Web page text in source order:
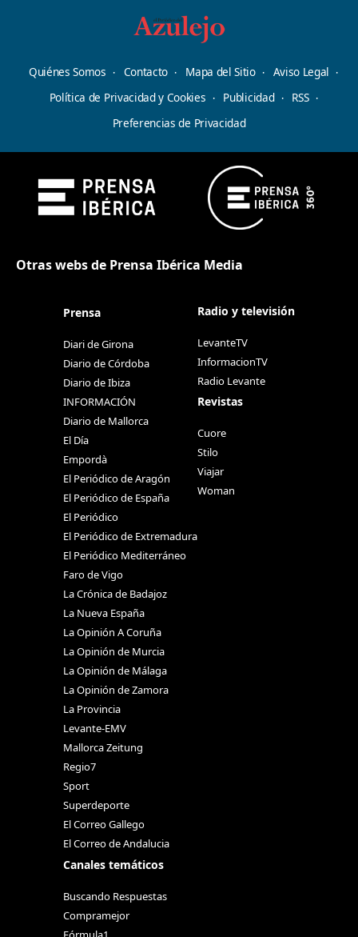
Quiénes Somos Contacto Mapa del Sitio
Aviso Legal
Política de Privacidad y Cookies
Publicidad
RSS
Preferencias de Privacidad
Otras webs de Prensa Ibérica Media
Prensa
Diari de Girona
Diario de Córdoba
Diario de Ibiza
INFORMACIÓN
Diario de Mallorca
El Día
Empordà
El Periódico de Aragón
El Periódico de España
El Periódico
El Periódico de Extremadura
El Periódico Mediterráneo
Faro de Vigo
La Crónica de Badajoz
La Nueva España
La Opinión A Coruña
La Opinión de Murcia
La Opinión de Málaga
La Opinión de Zamora
La Provincia
Levante-EMV
Mallorca Zeitung
Regio7
Sport
Superdeporte
El Correo Gallego
El Correo de Andalucia
Canales temáticos
Buscando Respuestas
Compramejor
Radio y televisión
LevanteTV
InformacionTV
Radio Levante
Revistas
Cuore
Stilo
Viajar
Woman